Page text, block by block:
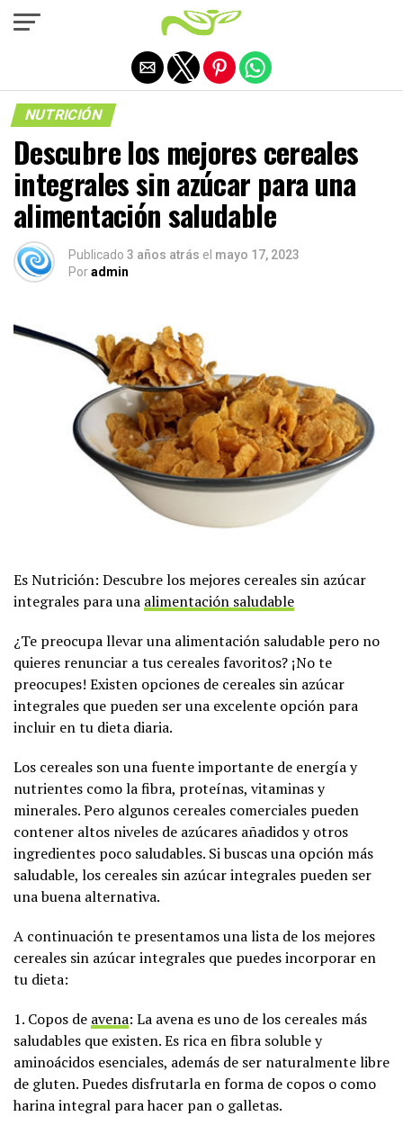
NUTRICIÓN
Descubre los mejores cereales
integrales sin azúcar para una
alimentación saludable
Publicado 3 años atrás el mayo 17, 2023
Poradmin
Es Nutrición: Descubre los mejores cereales sin azúcar
integrales para una alimentación saludable
¿Te preocupa llevar una alimentación saludable pero no
quieres renunciar a tus cereales favoritos? ¡No te
preocupes! Existen opciones de cereales sin azúcar
integrales que pueden ser una excelente opción para
incluir en tu dieta diaria.
Los cereales son una fuente importante de energía y
nutrientes como la fibra, proteínas, vitaminas y
minerales. Pero algunos cereales comerciales pueden
contener altos niveles de azúcares añadidos y otros
ingredientes poco saludables. Si buscas una opción más
saludable, los cereales sin azúcar integrales pueden ser
una buena alternativa.
A continuación te presentamos una lista de los mejores
cereales sin azúcar integrales que puedes incorporar en
tu dieta:
1. Copos de avena: La avena es uno de los cereales más
saludables que existen. Es rica en fibra soluble y
aminoácidos esenciales, además de ser naturalmente libre
de gluten. Puedes disfrutarla en forma de copos o como
harina integral para hacer pan o galletas.
Salir de la versión móvil